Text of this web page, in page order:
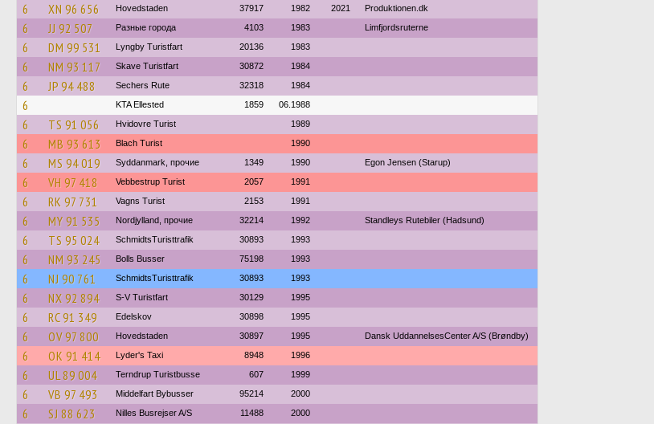
6 XN 96 656 Hovedstaden 37917 1982 2021 Produktionen.dk
6 JJ 92 507 Разные города 4103 1983 Limfjordsruterne
6 DM 99 531 Lyngby Turistfart 20136 1983
6 NM 93 117 Skave Turistfart 30872 1984
6 JP 94 488 Sechers Rute 32318 1984
6 KTA Ellested 1859 06.1988
6 TS 91 056 Hvidovre Turist 1989
6 MB 93 613 Blach Turist 1990
6 MS 94 019 Syddanmark, прочие 1349 1990 Egon Jensen (Starup)
6 VH 97 418 Vebbestrup Turist 2057 1991
6 RK 97 731 Vagns Turist 2153 1991
6 MY 91 535 Nordjylland, прочие 32214 1992 Standleys Rutebiler (Hadsund)
6 TS 95 024 SchmidtsTuristtrafik 30893 1993
6 NM 93 245 Bolls Busser 75198 1993
6 NJ 90 761 SchmidtsTuristtrafik 30893 1993
6 NX 92 894 S-V Turistfart 30129 1995
6 RC 91 349 Edelskov 30898 1995
6 OV 97 800 Hovedstaden 30897 1995 Dansk UddannelsesCenter A/S (Brøndby)
6 OK 91 414 Lyder's Taxi 8948 1996
6 UL 89 004 Terndrup Turistbusse 607 1999
6 VB 97 493 Middelfart Bybusser 95214 2000
6 SJ 88 623 Nilles Busrejser A/S 11488 2000